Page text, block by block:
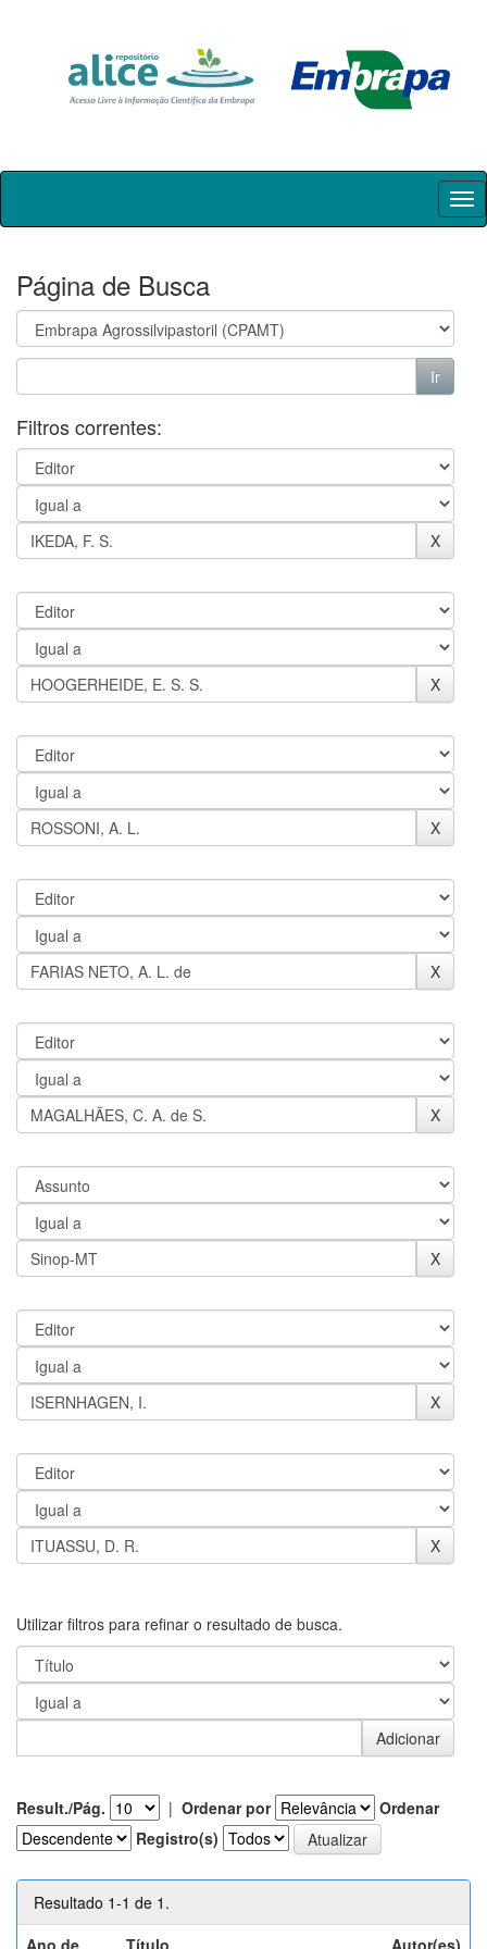
Skip
Página de Busca
Filtros correntes:
Utilizar filtros para refinar o resultado de busca.
Result./Pág. | Ordenar por
Ordenar
Registro(s)
Resultado 1-1 de 1.
Ano de
Título Autor(es)